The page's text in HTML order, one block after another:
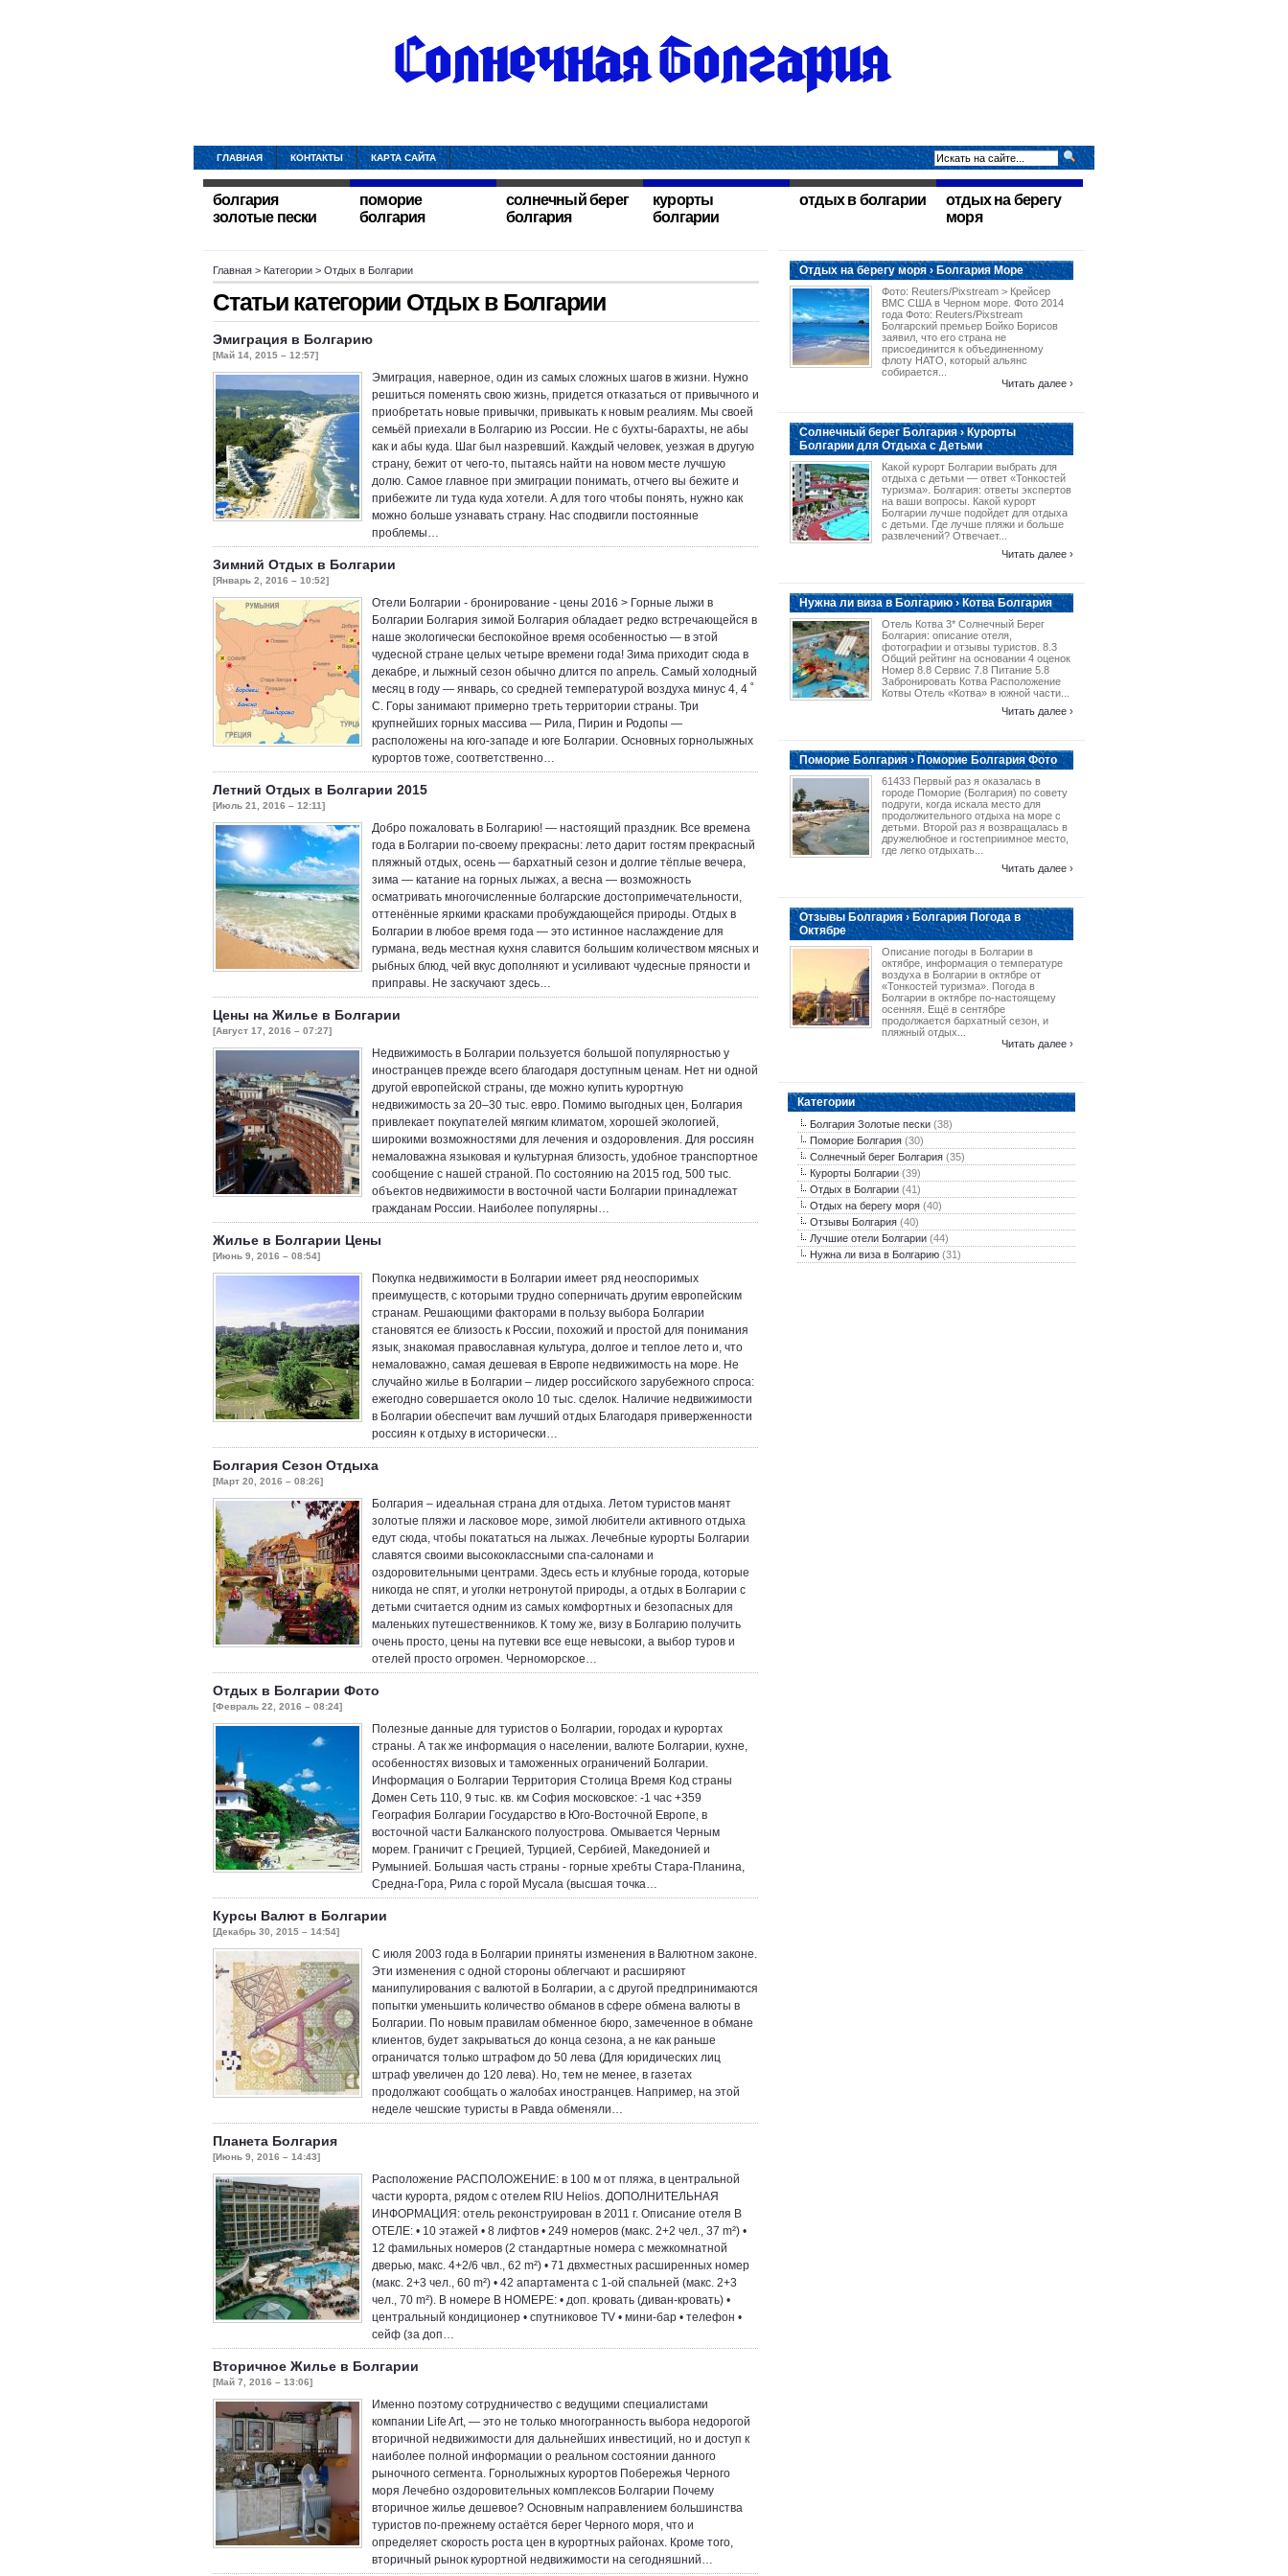
ГЛАВНАЯ КОНТАКТЫ КАРТА САЙТА
болгария
золотые пески
поморие
болгария
солнечный берег
болгария
курорты
болгарии
отдых в болгарии
отдых на берегу
моря
Главная > Категории > Отдых в Болгарии
Статьи категории Отдых в Болгарии
Эмиграция в Болгарию
[Май 14, 2015 – 12:57]
Эмиграция, наверное, один из самых сложных шагов в жизни. Нужно
решиться поменять свою жизнь, придется отказаться от привычного и
приобретать новые привычки, привыкать к новым реалиям. Мы своей
семьёй приехали в Болгарию из России. Не с бухты-барахты, не абы
как и абы куда. Шаг был назревший. Каждый человек, уезжая в другую
страну, бежит от чего-то, пытаясь найти на новом месте лучшую
долю. Самое главное при эмиграции понимать, отчего вы бежите и
прибежите ли туда куда хотели. А для того чтобы понять, нужно как
можно больше узнавать страну. Нас сподвигли постоянные
проблемы…
Зимний Отдых в Болгарии
[Январь 2, 2016 – 10:52]
Отели Болгарии - бронирование - цены 2016 > Горные лыжи в
Болгарии Болгария зимой Болгария обладает редко встречающейся в
наше экологически беспокойное время особенностью — в этой
чудесной стране целых четыре времени года! Зима приходит сюда в
декабре, и лыжный сезон обычно длится по апрель. Самый холодный
месяц в году — январь, со средней температурой воздуха минус 4, 4 ˚
С. Горы занимают примерно треть территории страны. Три
крупнейших горных массива — Рила, Пирин и Родопы —
расположены на юго-западе и юге Болгарии. Основных горнолыжных
курортов тоже, соответственно…
Летний Отдых в Болгарии 2015
[Июль 21, 2016 – 12:11]
Добро пожаловать в Болгарию! — настоящий праздник. Все времена
года в Болгарии по-своему прекрасны: лето дарит гостям прекрасный
пляжный отдых, осень — бархатный сезон и долгие тёплые вечера,
зима — катание на горных лыжах, а весна — возможность
осматривать многочисленные болгарские достопримечательности,
оттенённые яркими красками пробуждающейся природы. Отдых в
Болгарии в любое время года — это истинное наслаждение для
гурмана, ведь местная кухня славится большим количеством мясных и
рыбных блюд, чей вкус дополняют и усиливают чудесные пряности и
приправы. Не заскучают здесь…
Цены на Жилье в Болгарии
[Август 17, 2016 – 07:27]
Недвижимость в Болгарии пользуется большой популярностью у
иностранцев прежде всего благодаря доступным ценам. Нет ни одной
другой европейской страны, где можно купить курортную
недвижимость за 20–30 тыс. евро. Помимо выгодных цен, Болгария
привлекает покупателей мягким климатом, хорошей экологией,
широкими возможностями для лечения и оздоровления. Для россиян
немаловажна языковая и культурная близость, удобное транспортное
сообщение с нашей страной. По состоянию на 2015 год, 500 тыс.
объектов недвижимости в восточной части Болгарии принадлежат
гражданам России. Наиболее популярны…
Жилье в Болгарии Цены
[Июнь 9, 2016 – 08:54]
Покупка недвижимости в Болгарии имеет ряд неоспоримых
преимуществ, с которыми трудно соперничать другим европейским
странам. Решающими факторами в пользу выбора Болгарии
становятся ее близость к России, похожий и простой для понимания
язык, знакомая православная культура, долгое и теплое лето и, что
немаловажно, самая дешевая в Европе недвижимость на море. Не
случайно жилье в Болгарии – лидер российского зарубежного спроса:
ежегодно совершается около 10 тыс. сделок. Наличие недвижимости
в Болгарии обеспечит вам лучший отдых Благодаря приверженности
россиян к отдыху в исторически…
Болгария Сезон Отдыха
[Март 20, 2016 – 08:26]
Болгария – идеальная страна для отдыха. Летом туристов манят
золотые пляжи и ласковое море, зимой любители активного отдыха
едут сюда, чтобы покататься на лыжах. Лечебные курорты Болгарии
славятся своими высококлассными спа-салонами и
оздоровительными центрами. Здесь есть и клубные города, которые
никогда не спят, и уголки нетронутой природы, а отдых в Болгарии с
детьми считается одним из самых комфортных и безопасных для
маленьких путешественников. К тому же, визу в Болгарию получить
очень просто, цены на путевки все еще невысоки, а выбор туров и
отелей просто огромен. Черноморское…
Отдых в Болгарии Фото
[Февраль 22, 2016 – 08:24]
Полезные данные для туристов о Болгарии, городах и курортах
страны. А так же информация о населении, валюте Болгарии, кухне,
особенностях визовых и таможенных ограничений Болгарии.
Информация о Болгарии Территория Столица Время Код страны
Домен Сеть 110, 9 тыс. кв. км София московское: -1 час +359
География Болгарии Государство в Юго-Восточной Европе, в
восточной части Балканского полуострова. Омывается Черным
морем. Граничит с Грецией, Турцией, Сербией, Македонией и
Румынией. Большая часть страны - горные хребты Стара-Планина,
Средна-Гора, Рила с горой Мусала (высшая точка…
Курсы Валют в Болгарии
[Декабрь 30, 2015 – 14:54]
С июля 2003 года в Болгарии приняты изменения в Валютном законе.
Эти изменения с одной стороны облегчают и расширяют
манипулирования с валютой в Болгарии, а с другой предпринимаются
попытки уменьшить количество обманов в сфере обмена валюты в
Болгарии. По новым правилам обменное бюро, замеченное в обмане
клиентов, будет закрываться до конца сезона, а не как раньше
ограничатся только штрафом до 50 лева (Для юридических лиц
штраф увеличен до 120 лева). Но, тем не менее, в газетах
продолжают сообщать о жалобах иностранцев. Например, на этой
неделе чешские туристы в Равда обменяли…
Планета Болгария
[Июнь 9, 2016 – 14:43]
Расположение РАСПОЛОЖЕНИЕ: в 100 м от пляжа, в центральной
части курорта, рядом с отелем RIU Helios. ДОПОЛНИТЕЛЬНАЯ
ИНФОРМАЦИЯ: отель реконструирован в 2011 г. Описание отеля В
ОТЕЛЕ: • 10 этажей • 8 лифтов • 249 номеров (макс. 2+2 чел., 37 m²) •
12 фамильных номеров (2 стандартные номера с межкомнатной
дверью, макс. 4+2/6 чвл., 62 m²) • 71 двхместных расширенных номер
(макс. 2+3 чел., 60 m²) • 42 апартамента с 1-ой спальней (макс. 2+3
чел., 70 m²). В номере В НОМЕРЕ: • доп. кровать (диван-кровать) •
центральный кондиционер • спутниковое TV • мини-бар • телефон •
сейф (за доп…
Вторичное Жилье в Болгарии
[Май 7, 2016 – 13:06]
Именно поэтому сотрудничество с ведущими специалистами
компании Life Art, — это не только многогранность выбора недорогой
вторичной недвижимости для дальнейших инвестиций, но и доступ к
наиболее полной информации о реальном состоянии данного
рыночного сегмента. Горнолыжных курортов Побережья Черного
моря Лечебно оздоровительных комплексов Болгарии Почему
вторичное жилье дешевое? Основным направлением большинства
туристов по-прежнему остаётся берег Черного моря, что и
определяет скорость роста цен в курортных районах. Кроме того,
вторичный рынок курортной недвижимости на сегодняшний…
Отдых на берегу моря › Болгария Море
Фото: Reuters/Pixstream > Крейсер
ВМС США в Черном море. Фото 2014
года Фото: Reuters/Pixstream
Болгарский премьер Бойко Борисов
заявил, что его страна не
присоединится к объединенному
флоту НАТО, который альянс
собирается...
Читать далее ›
Солнечный берег Болгария › Курорты
Болгарии для Отдыха с Детьми
Какой курорт Болгарии выбрать для
отдыха с детьми — ответ «Тонкостей
туризма». Болгария: ответы экспертов
на ваши вопросы. Какой курорт
Болгарии лучше подойдет для отдыха
с детьми. Где лучше пляжи и больше
развлечений? Отвечает...
Читать далее ›
Нужна ли виза в Болгарию › Котва Болгария
Отель Котва 3* Солнечный Берег
Болгария: описание отеля,
фотографии и отзывы туристов. 8.3
Общий рейтинг на основании 4 оценок
Номер 8.8 Сервис 7.8 Питание 5.8
Забронировать Котва Расположение
Котвы Отель «Котва» в южной части...
Читать далее ›
Поморие Болгария › Поморие Болгария Фото
61433 Первый раз я оказалась в
городе Поморие (Болгария) по совету
подруги, когда искала место для
продолжительного отдыха на море с
детьми. Второй раз я возвращалась в
дружелюбное и гостеприимное место,
где легко отдыхать...
Читать далее ›
Отзывы Болгария › Болгария Погода в
Октябре
Описание погоды в Болгарии в
октябре, информация о температуре
воздуха в Болгарии в октябре от
«Тонкостей туризма». Погода в
Болгарии в октябре по-настоящему
осенняя. Ещё в сентябре
продолжается бархатный сезон, и
пляжный отдых...
Читать далее ›
Категории
Болгария Золотые пески (38)
Поморие Болгария (30)
Солнечный берег Болгария (35)
Курорты Болгарии (39)
Отдых в Болгарии (41)
Отдых на берегу моря (40)
Отзывы Болгария (40)
Лучшие отели Болгарии (44)
Нужна ли виза в Болгарию (31)